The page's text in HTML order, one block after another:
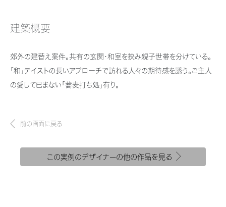
住まいの売却
これから住まいをご検討の方
ホームラウンジ 新築・戸建て
ホームラウンジ 土地活用・賃貸経営
実例動画や基礎知識、収納の工夫など、理想の住まいを叶えるリフォーム
の具体策とアイデアを豊富にご用意しています。
ホームラウンジ リフォーム
ちづくりを実現していきます。
ミサワゼネラルソリューション
ームからの大切なお知らせなど配信しています。
ミサワオーナーズクラブ
中途採用
ウエルネス事業
海外事業
建築概要
郊外の建替え案件。共有の玄関・和室を挟み親子世帯を分けている。
「和」テイストの長いアプローチで訪れる人々の期待感を誘う。ご主人
の愛して已まない「蕎麦打ち処」有り。
前の画面に戻る
この実例のデザイナーの他の作品を見る